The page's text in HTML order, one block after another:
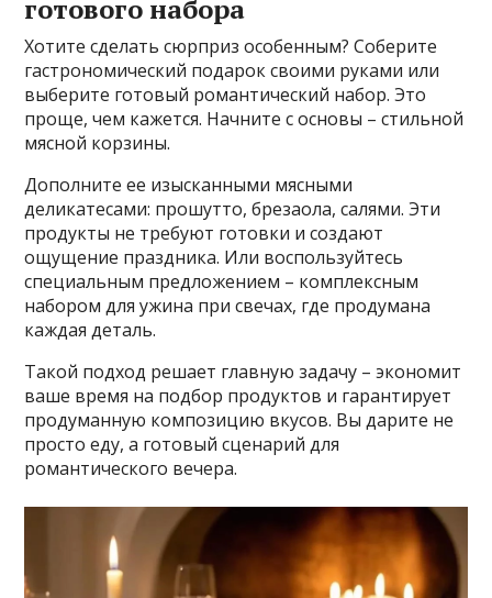
готового набора
Хотите сделать сюрприз особенным? Соберите
гастрономический подарок своими руками или
выберите готовый романтический набор. Это
проще, чем кажется. Начните с основы – стильной
мясной корзины.
Дополните ее изысканными мясными
деликатесами: прошутто, брезаола, салями. Эти
продукты не требуют готовки и создают
ощущение праздника. Или воспользуйтесь
специальным предложением – комплексным
набором для ужина при свечах, где продумана
каждая деталь.
Такой подход решает главную задачу – экономит
ваше время на подбор продуктов и гарантирует
продуманную композицию вкусов. Вы дарите не
просто еду, а готовый сценарий для
романтического вечера.